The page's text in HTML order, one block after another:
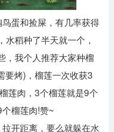
蛋和捡屎，有几率获得
稻种了半天就一个，
，我个人推荐大家种榴
要烤)，榴莲一次收获3
莲肉，3个榴莲就是9个
榴莲肉!赞~
开距离，要么就躲在水